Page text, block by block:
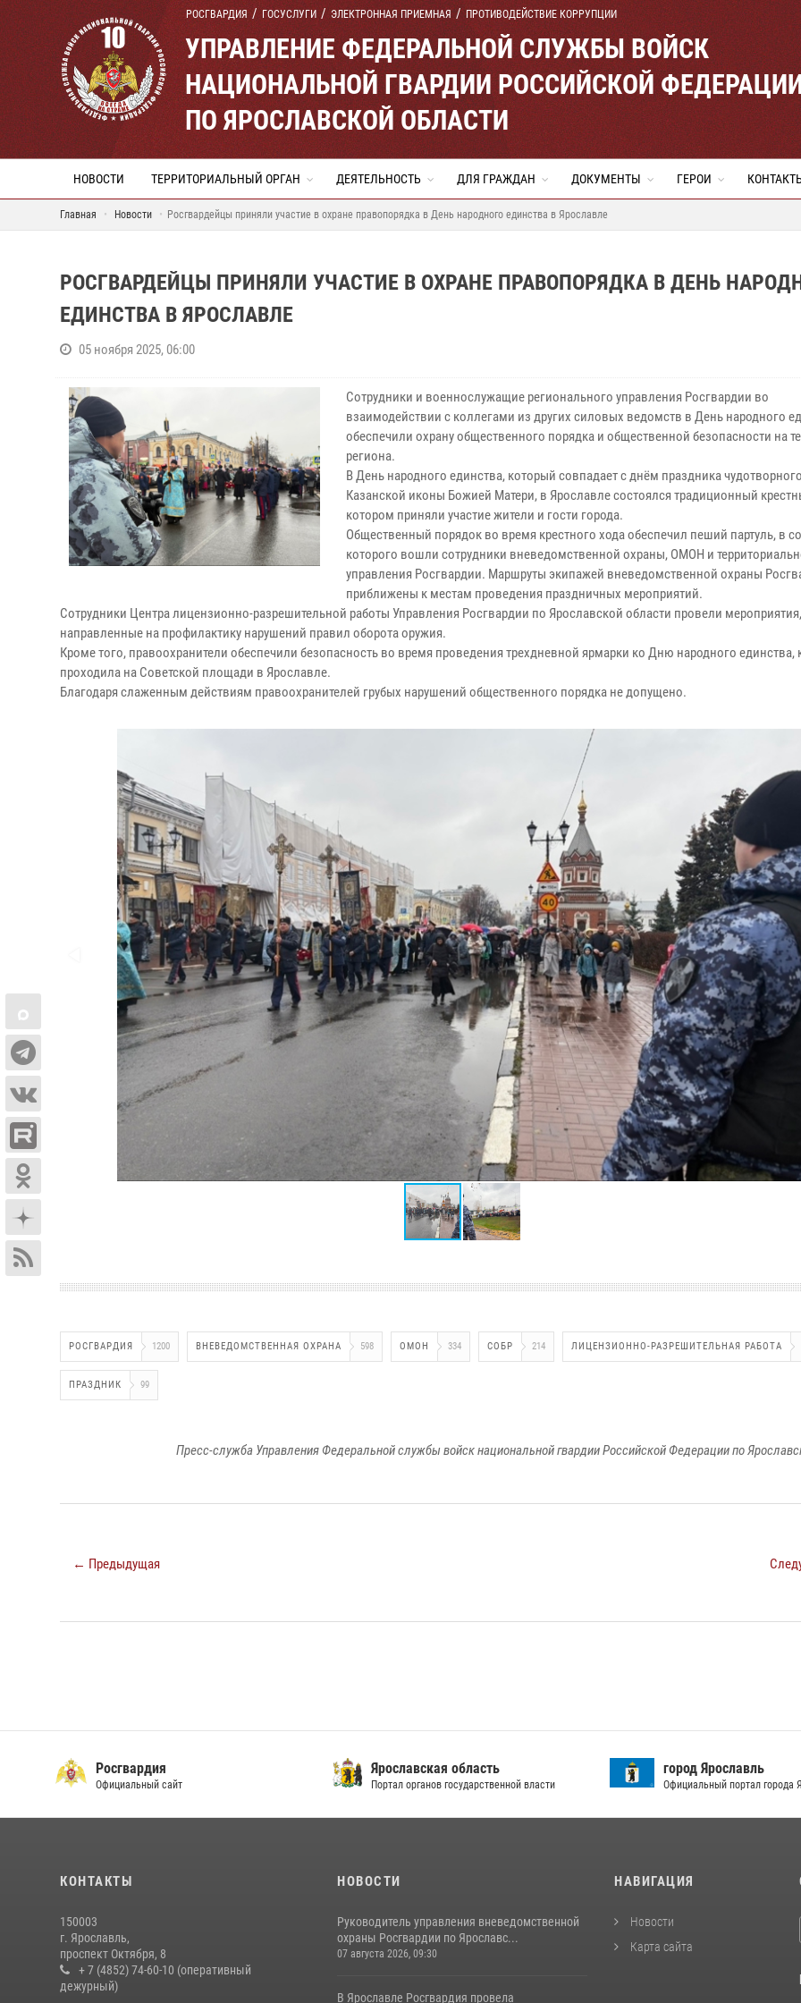
РОСГВАРДИЯ ГОСУСЛУГИ ЭЛЕКТРОННАЯ ПРИЕМНАЯ ПРОТИВОДЕЙСТВИЕ КОРРУПЦИИ
УПРАВЛЕНИЕ ФЕДЕРАЛЬНОЙ СЛУЖБЫ ВОЙСК
НАЦИОНАЛЬНОЙ ГВАРДИИ РОССИЙСКОЙ
ПО ЯРОСЛАВСКОЙ ОБЛАСТИ
НОВОСТИ ТЕРРИТОРИАЛЬНЫЙ ОРГАН ДЕЯТЕЛЬНОСТЬ ДЛЯ ГРАЖДАН ДОКУМЕНТЫ ГЕРОИ
Главная Новости Росгвардейцы приняли участие в охране правопорядка в День народного единства в Ярославле
РОСГВАРДЕЙЦЫ ПРИНЯЛИ УЧАСТИЕ В ОХРАНЕ ПРАВОПОРЯДКА В ДЕНЬ
ЕДИНСТВА В ЯРОСЛАВЛЕ
05 ноября 2025, 06:00
Сотрудники и военнослужащие регионального управления Росгвардии во
взаимодействии с коллегами из других силовых ведомств в День народного
обеспечили охрану общественного порядка и общественной безопасности на
региона.
В День народного единства, который совпадает с днём праздника
Казанской иконы Бoжией Мaтери, в Ярославле состоялся традиционный
котором приняли участие жители и гости города.
Общественный порядок во время крестного хода обеспечил пеший партуль, в
которого вошли сотрудники вневедомственной охраны, ОМОН и
управления Росгвардии. Маршруты экипажей вневедомственной охраны
приближены к местам проведения праздничных мероприятий.
Сотрудники Центра лицензионно-разрешительной работы Управления Росгвардии по Ярославской области провели мероприятия,
направленные на профилактику нарушений правил оборота оружия.
Кроме того, правоохранители обеспечили безопасность во время проведения трехдневной ярмарки ко Дню народного единства,
проходила на Советской площади в Ярославле.
Благодаря слаженным действиям правоохранителей грубых нарушений общественного порядка не допущено.
РОСГВАРДИЯ 1200 ВНЕВЕДОМСТВЕННАЯ ОХРАНА 598 ОМОН 334 СОБР 214 ЛИЦЕНЗИОННО-РАЗРЕШИТЕЛЬНАЯ РАБОТА
ПРАЗДНИК 99
Пресс-служба Управления Федеральной службы войск национальной гвардии Российской Федерации по
← Предыдущая
Росгвардия
Официальный сайт
Ярославская область
Портал органов государственной власти
город Ярославль
Официальный портал города
КОНТАКТЫ
150003
г. Ярославль,
проспект Октября, 8
+ 7 (4852) 74-60-10 (оперативный
дежурный)
НОВОСТИ
Руководитель управления вневедомственной
охраны Росгвардии по Ярославс...
07 августа 2026, 09:30
В Ярославле Росгвардия провела
НАВИГАЦИЯ
Новости
Карта сайта